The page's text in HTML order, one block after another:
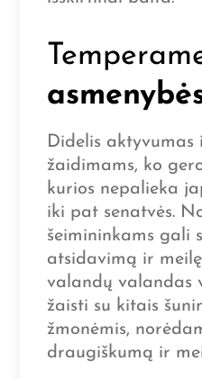
Didelis aktyvumas
žaidimams, ko
kurios nepalieka
iki pat senatvės.
šeimininkams gali
atsidavimą ir
valandų valandas
žaisti su kitais
žmonėmis,
draugiškumą ir